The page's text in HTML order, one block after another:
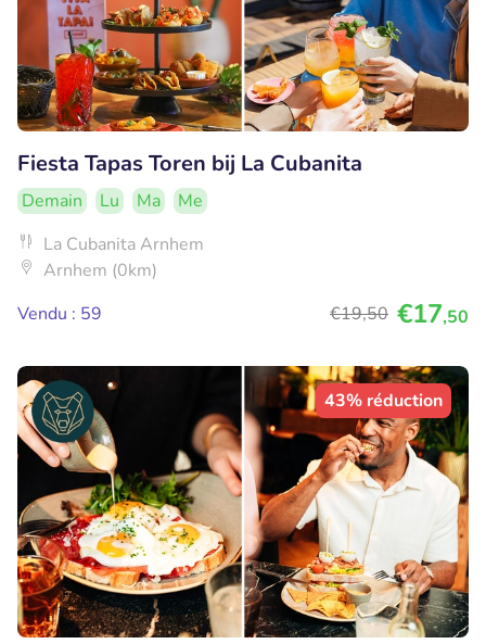
Fiesta Tapas Toren bij La Cubanita
Demain Lu Ma
Me
La Cubanita Arnhem
Arnhem (0km)
Vendu : 59
€19,50 €17,50
43% réduction